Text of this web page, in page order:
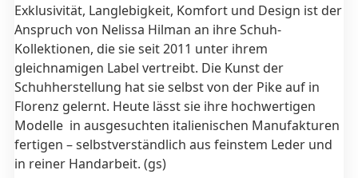
Exklusivität, Langlebigkeit, Komfort und Design ist der
Anspruch von Nelissa Hilman an ihre Schuh-
Kollektionen, die sie seit 2011 unter ihrem
gleichnamigen Label vertreibt. Die Kunst der
Schuhherstellung hat sie selbst von der Pike auf in
Florenz gelernt. Heute lässt sie ihre hochwertigen
Modelle in ausgesuchten italienischen Manufakturen
fertigen – selbstverständlich aus feinstem Leder und
in reiner Handarbeit. (gs)